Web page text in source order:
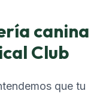
canina
Club
que tu